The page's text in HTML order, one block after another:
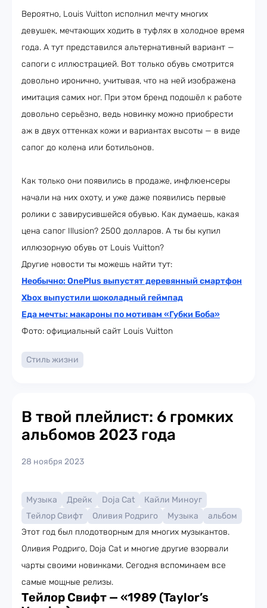
Вероятно, Louis Vuitton исполнил мечту многих
девушек, мечтающих ходить в туфлях в холодное время
года. А тут представился альтернативный вариант —
сапоги с иллюстрацией. Вот только обувь смотрится
довольно иронично, учитывая, что на ней изображена
имитация самих ног. При этом бренд подошёл к работе
довольно серьёзно, ведь новинку можно приобрести
аж в двух оттенках кожи и вариантах высоты — в виде
сапог до колена или ботильонов.
Как только они появились в продаже, инфлюенсеры
начали на них охоту, и уже даже появились первые
ролики с завирусившейся обувью. Как думаешь, какая
цена сапог Illusion? 2500 долларов. А ты бы купил
иллюзорную обувь от Louis Vuitton?
Другие новости ты можешь найти тут:
Необычно: OnePlus выпустят деревянный смартфон
Xbox выпустили шоколадный геймпад
Еда мечты: макароны по мотивам «Губки Боба»
Фото: официальный сайт Louis Vuitton
Стиль жизни
В твой плейлист: 6 громких
альбомов 2023 года
28 ноября 2023
Музыка Дрейк Doja Cat
Кайли Миноуг
Тейлор Свифт
Оливия Родриго Музыка
альбом
Этот год был плодотворным для многих музыкантов.
Оливия Родриго, Doja Cat и многие другие взорвали
чарты своими новинками. Сегодня вспоминаем все
самые мощные релизы.
Тейлор Свифт — «1989 (Taylor’s